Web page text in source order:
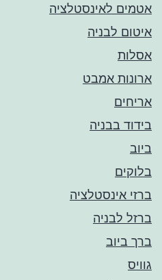
אטמים לאינסטלציה
איטום לבניה
אסלות
ארונות אמבט
אריחים
בידוד בבניה
ביוב
בלוקים
ברזי אינסטלציה
ברזל לבניה
ברך ביוב
גוויס